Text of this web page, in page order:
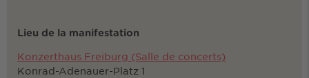
Lieu de la manifestation
Konzerthaus Freiburg (Salle de concerts)
Konrad-Adenauer-Platz 1